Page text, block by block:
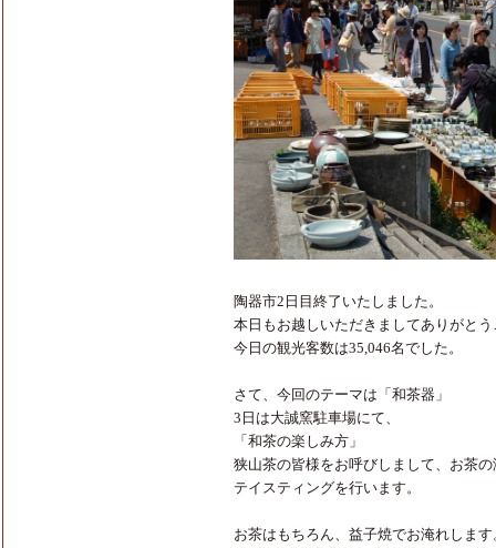
陶器市2日目終了いたしました。
本日もお越しいただきましてありがと
今日の観光客数は35,046名でした。
さて、今回のテーマは「和茶器」
3日は大誠窯駐車場にて、
「和茶の楽しみ方」
狭山茶の皆様をお呼びしまして、お茶
テイスティングを行います。
お茶はもちろん、益子焼でお淹れします